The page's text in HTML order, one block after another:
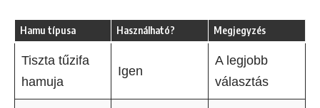
Hamu típusa Használható? Megjegyzés
Tiszta tűzifa
hamuja
Igen
A legjobb
választás